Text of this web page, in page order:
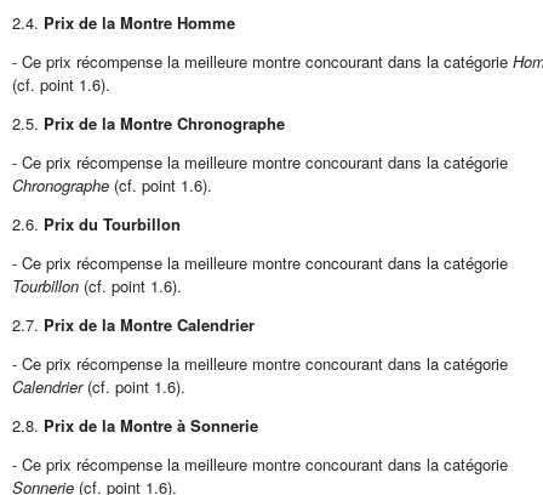
2.4. Prix de la Montre Homme
- Ce prix récompense la meilleure montre concourant dans la catégorie
(cf. point 1.6).
2.5. Prix de la Montre Chronographe
- Ce prix récompense la meilleure montre concourant dans la catégorie
Chronographe (cf. point 1.6).
2.6. Prix du Tourbillon
- Ce prix récompense la meilleure montre concourant dans la catégorie
Tourbillon (cf. point 1.6).
2.7. Prix de la Montre Calendrier
- Ce prix récompense la meilleure montre concourant dans la catégorie
Calendrier(cf. point 1.6).
2.8. Prix de la Montre à Sonnerie
- Ce prix récompense la meilleure montre concourant dans la catégorie
Sonnerie (cf. point 1.6).